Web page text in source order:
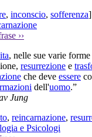
, inconscio, sofferenza]
››
, nelle sue varie forme
resurrezione e
che deve essere
dell'uomo.”
Jung
, reincarnazione,
e Psicologi